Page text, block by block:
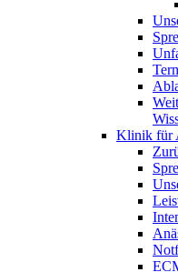
Klinik für